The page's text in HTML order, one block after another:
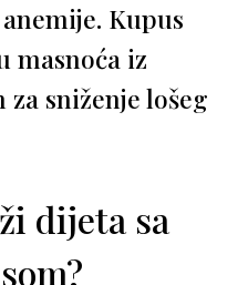
Kupus
masnoća iz
sniženje lošeg
dijeta sa